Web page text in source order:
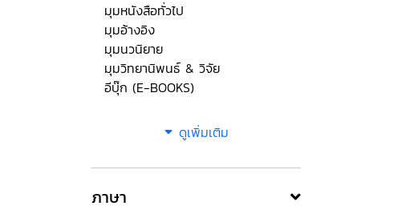
มุมหนังสือทั่วไป
มุมอ้างอิง
มุมนวนิยาย
มุมวิทยานิพนธ์ & วิจัย
อีบุ๊ก (E-BOOKS)
ดูเพิ่มเติม
ภาษา